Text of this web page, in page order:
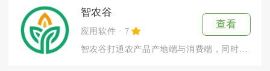
智农谷
应用软件 7
查看